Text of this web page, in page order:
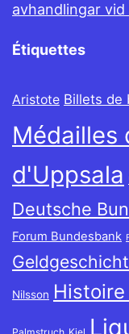
avhandlingar
Étiquettes
Aristote Billets de
Médailles
d'Uppsala
Deutsche
Forum Bundesbank
Nilsson